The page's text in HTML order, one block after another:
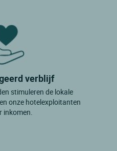
verblijf
stimuleren de lokale
onze hotelexploitanten
inkomen.